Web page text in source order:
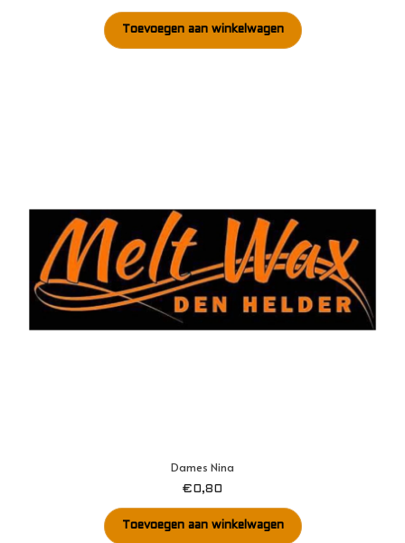
Toevoegen aan winkelwagen
Dames Nina
€0,80
Toevoegen aan winkelwagen